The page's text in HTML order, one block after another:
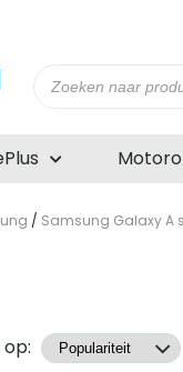
zoeken
/ Samsung Galaxy A